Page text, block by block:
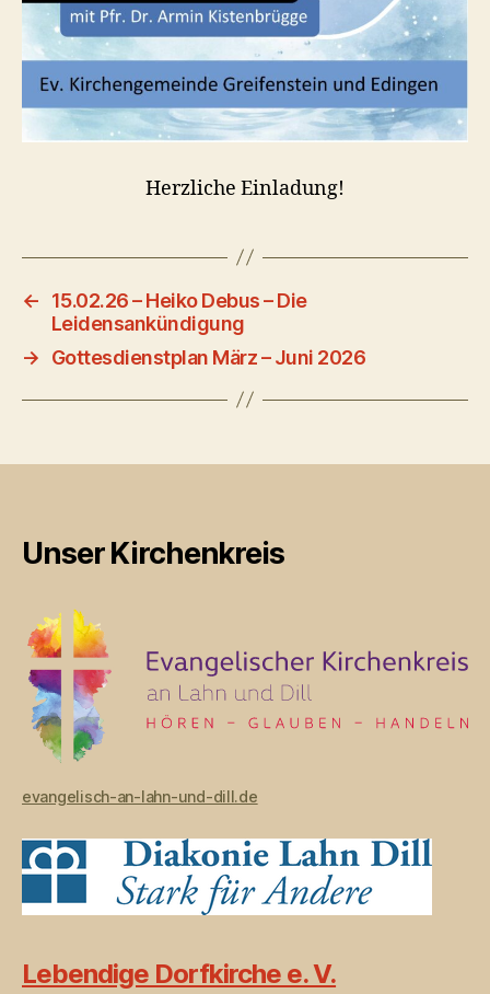
Herzliche Einladung!
←
15.02.26 – Heiko Debus – Die
Leidensankündigung
→
Gottesdienstplan März – Juni 2026
Unser Kirchenkreis
evangelisch-an-lahn-und-dill.de
Lebendige Dorfkirche e. V.